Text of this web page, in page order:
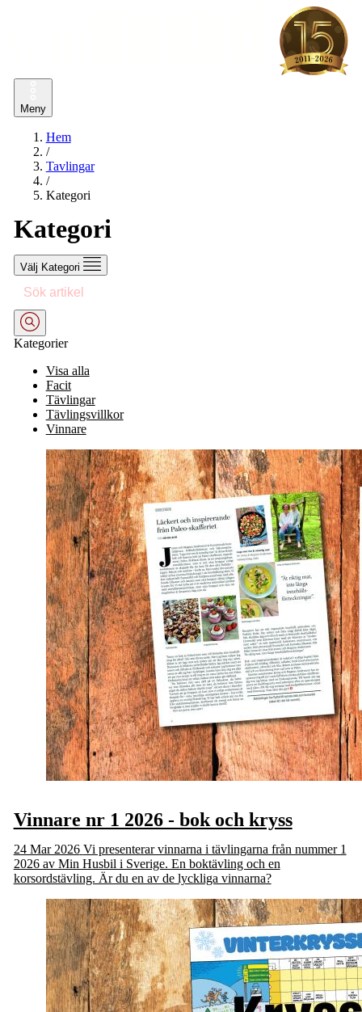
Meny
Hem
/
Tavlingar
/
Kategori
Kategori
Välj Kategori
Kategorier
Visa alla
Facit
Tävlingar
Tävlingsvillkor
Vinnare
Vinnare nr 1 2026 - bok och kryss
24 Mar 2026 Vi presenterar vinnarna i tävlingarna från nummer 1
2026 av Min Husbil i Sverige. En boktävling och en
korsordstävling. Är du en av de lyckliga vinnarna?